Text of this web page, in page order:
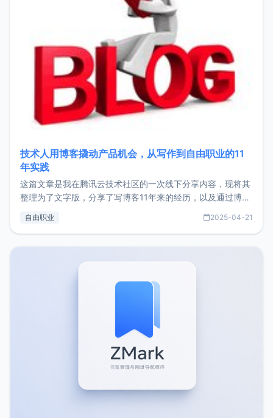
技术人用博客撬动产品机会，从写作到自由职业的11
年实践
这篇文章是我在腾讯云技术社区的一次线下分享内容，现将其
整理为了文字版，分享了写博客11年来的经历，以及通过博客
了我的首个产品ImgURL的真实数据和产品现状。自我介绍大
自由职业 2025-04-21